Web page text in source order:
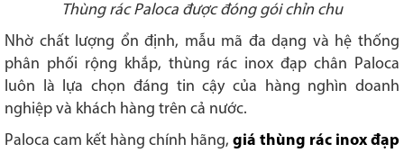
Thùng rác Paloca được đóng gói chỉn chu
Nhờ chất lượng ổn định, mẫu mã đa dạng và hệ thống
phân phối rộng khắp, thùng rác inox đạp chân Paloca
luôn là lựa chọn đáng tin cậy của hàng nghìn doanh
nghiệp và khách hàng trên cả nước.
Paloca cam kết hàng chính hãng, giá thùng rác inox đạp